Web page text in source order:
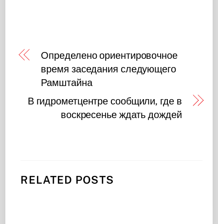
Определено ориентировочное
время заседания следующего
Рамштайна
В гидрометцентре сообщили, где в
воскресенье ждать дождей
RELATED POSTS